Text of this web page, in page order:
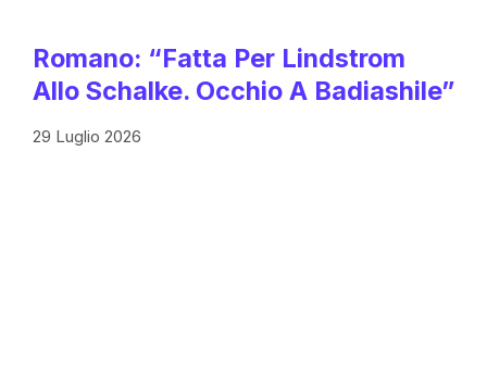
Romano: “Fatta Per Lindstrom
Allo Schalke. Occhio A Badiashile”
29 Luglio 2026